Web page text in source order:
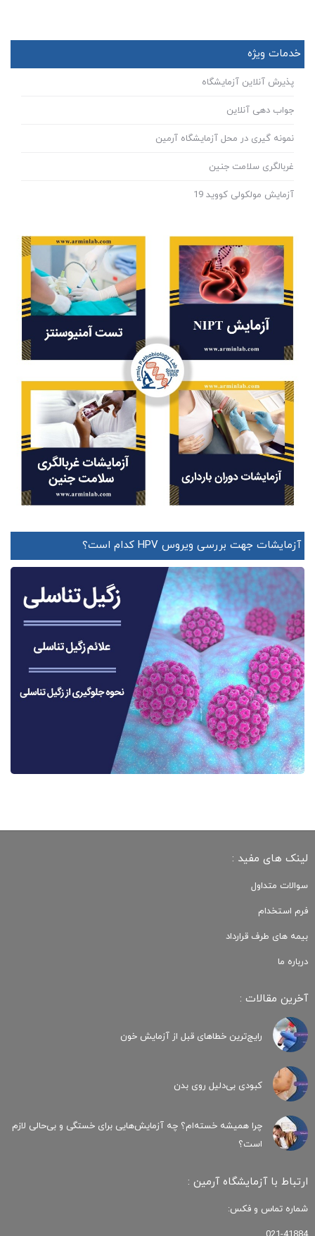
خدمات ویژه
پذیرش آنلاین آزمایشگاه
جواب دهی آنلاین
نمونه گیری در محل آزمایشگاه آرمین
غربالگری سلامت جنین
آزمایش مولکولی کووید 19
آزمایشات جهت بررسی ویروس HPV کدام است؟
لینک های مفید :
سوالات متداول
فرم استخدام
بیمه های طرف قرارداد
درباره ما
آخرین مقالات :
رایج‌ترین خطاهای قبل از آزمایش خون
کبودی‌ بی‌دلیل روی بدن
چرا همیشه خسته‌ام؟ چه آزمایش‌هایی برای خستگی و بی‌حالی لازم
است؟
ارتباط با آزمایشگاه آرمین :
شماره تماس و فکس: